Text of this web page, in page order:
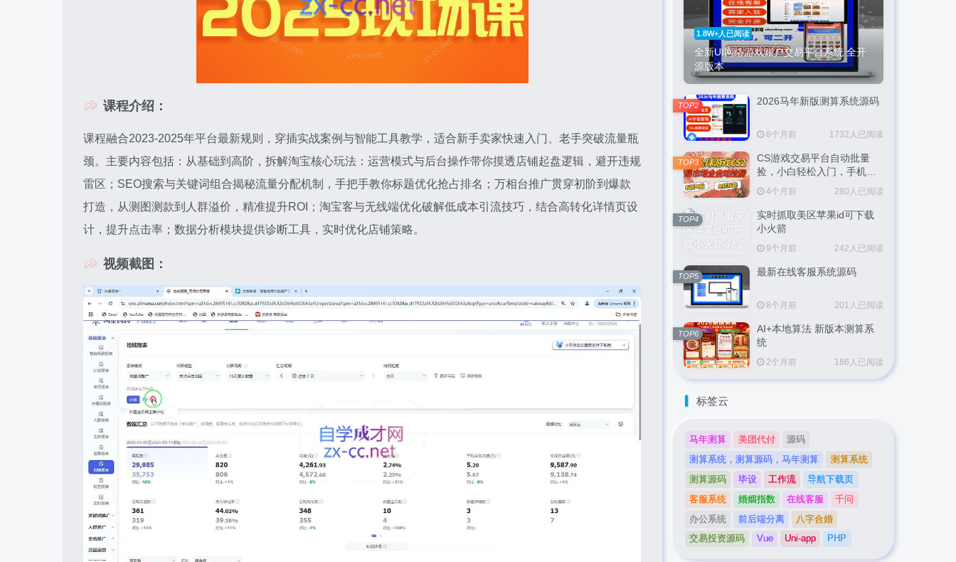
课程介绍：
课程融合2023-2025年平台最新规则，穿插实战案例与智能工具教学，适合新手卖家快速入门、老手突破流量瓶
颈。主要内容包括：从基础到高阶，拆解淘宝核心玩法：运营模式与后台操作带你摸透店铺起盘逻辑，避开违规
雷区；SEO搜索与关键词组合揭秘流量分配机制，手把手教你标题优化抢占排名；万相台推广贯穿初阶到爆款
打造，从测图测款到人群溢价，精准提升ROI；淘宝客与无线端优化破解低成本引流技巧，结合高转化详情页设
计，提升点击率；数据分析模块提供诊断工具，实时优化店铺策略。
视频截图：
1.8W+人已阅读
全新UI网络游戏账户交易平台系统 全开
源版本
2026马年新版测算系统源码
8个月前 1732人已阅读
TOP2
CS游戏交易平台自动批量
捡，小白轻松入门，手机即
可完成全部操作，日入
300+，轻松副业【揭秘】
4个月前 280人已阅读
TOP3
实时抓取美区苹果id可下载
小火箭
9个月前 242人已阅读
TOP4
最新在线客服系统源码
8个月前 201人已阅读
TOP5
AI+本地算法 新版本测算系
统
2个月前 186人已阅读
TOP6
标签云
马年测算 美团代付
源码
测算系统，测算源码，马年测算
测算系统
测算源码
毕设 工作流
导航下载页
客服系统
婚姻指数 在线客服
千问
办公系统
前后端分离
八字合婚
交易投资源码
Vue Uni-app PHP